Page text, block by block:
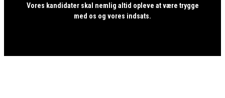
Vores kandidater skal nemlig altid opleve at være trygge
med os og vores indsats.